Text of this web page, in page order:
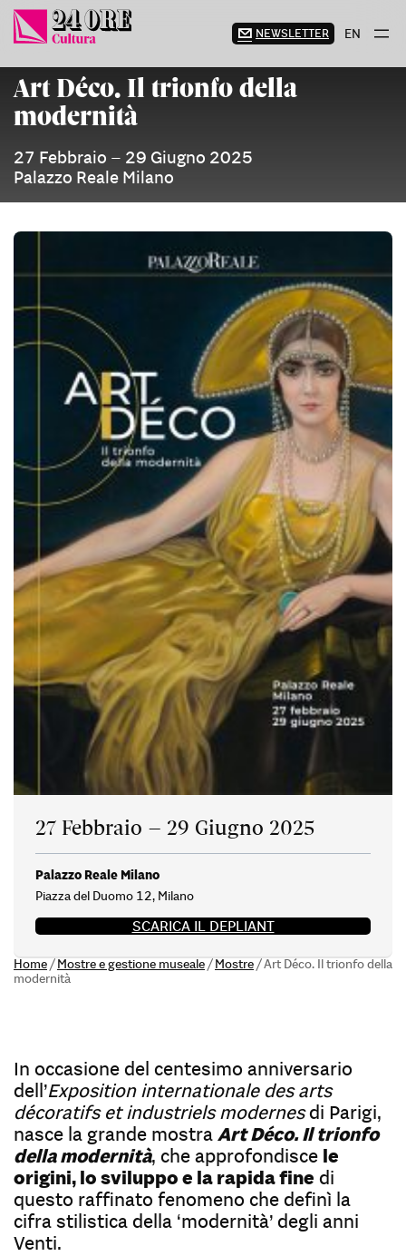
Vai
contenuto
NEWSLETTER EN
Art Déco. Il trionfo della
modernità
27 Febbraio – 29 Giugno 2025
Palazzo Reale Milano
27 Febbraio – 29 Giugno 2025
Palazzo Reale Milano
Piazza del Duomo 12, Milano
SCARICA IL DEPLIANT
Home/Mostre e gestione museale/Mostre/Art Déco. Il trionfo della
modernità
In occasione del centesimo anniversario
dell’Exposition internationale des arts
décoratifs et industriels modernesdi Parigi,
nasce la grande mostraArt Déco. Il trionfo
della modernità, che approfondisce le
origini, lo sviluppo e la rapida fine di
questo raffinato fenomeno che definì la
cifra stilistica della ‘modernità’ degli anni
Venti.